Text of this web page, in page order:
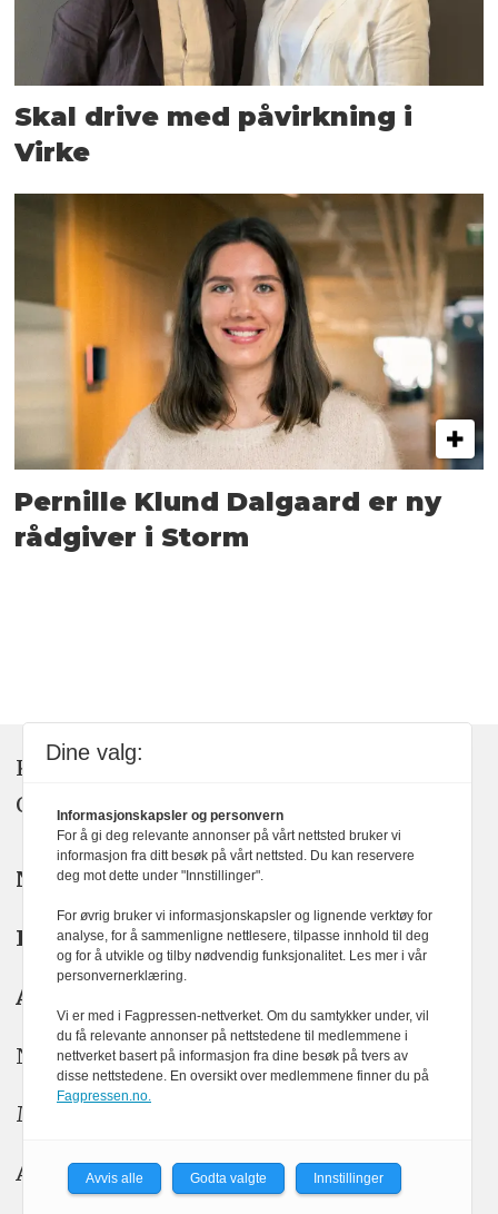
Skal drive med påvirkning i
Virke
Pernille Klund Dalgaard er ny
rådgiver i Storm
KOM24 drives av KOM24 AS.
Organisasjons­nummer: 928 093 182
Nyhetsredaktør:Yngve Garen Svardal
Redaktør:Hanne McBride
Ansvarlig redaktør:
Nyhetstips: tips@kom24.no
Meninger: meninger@kom24.no
Annonse: annonse@watchmedia.no
Dine valg:
Informasjonskapsler og personvern
For å gi deg relevante annonser på vårt nettsted bruker vi
informasjon fra ditt besøk på vårt nettsted. Du kan reservere
deg mot dette under "Innstillinger".
For øvrig bruker vi informasjonskapsler og lignende verktøy for
analyse, for å sammenligne nettlesere, tilpasse innhold til deg
og for å utvikle og tilby nødvendig funksjonalitet. Les mer i vår
personvernerklæring.
Vi er med i Fagpressen-nettverket. Om du samtykker under, vil
du få relevante annonser på nettstedene til medlemmene i
nettverket basert på informasjon fra dine besøk på tvers av
disse nettstedene. En oversikt over medlemmene finner du på
Fagpressen.no.
Avvis alle Godta valgte Innstillinger